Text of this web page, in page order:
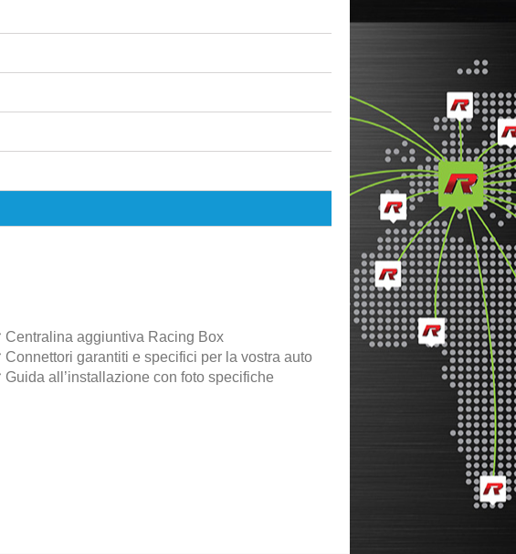
Centralina aggiuntiva Racing Box
Connettori garantiti e specifici per la vostra auto
Guida all’installazione con foto specifiche